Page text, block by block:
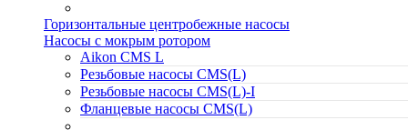
Горизонтальные центробежные насосы
Насосы с мокрым ротором
Aikon CMS L
Резьбовые насосы CMS(L)
Резьбовые насосы CMS(L)-I
Фланцевые насосы CMS(L)